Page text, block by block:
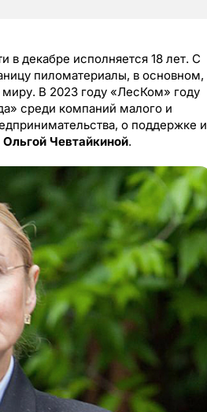
декабре исполняется 18 лет. С
пиломатериалы, в основном,
В 2023 году «ЛесКом» году
среди компаний малого и
о поддержке и
Чевтайкиной.